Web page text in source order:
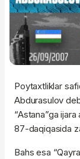
Poytaxtliklar
Abdurasulov
“Astana”ga
87-daqiqasida
Bahs esa